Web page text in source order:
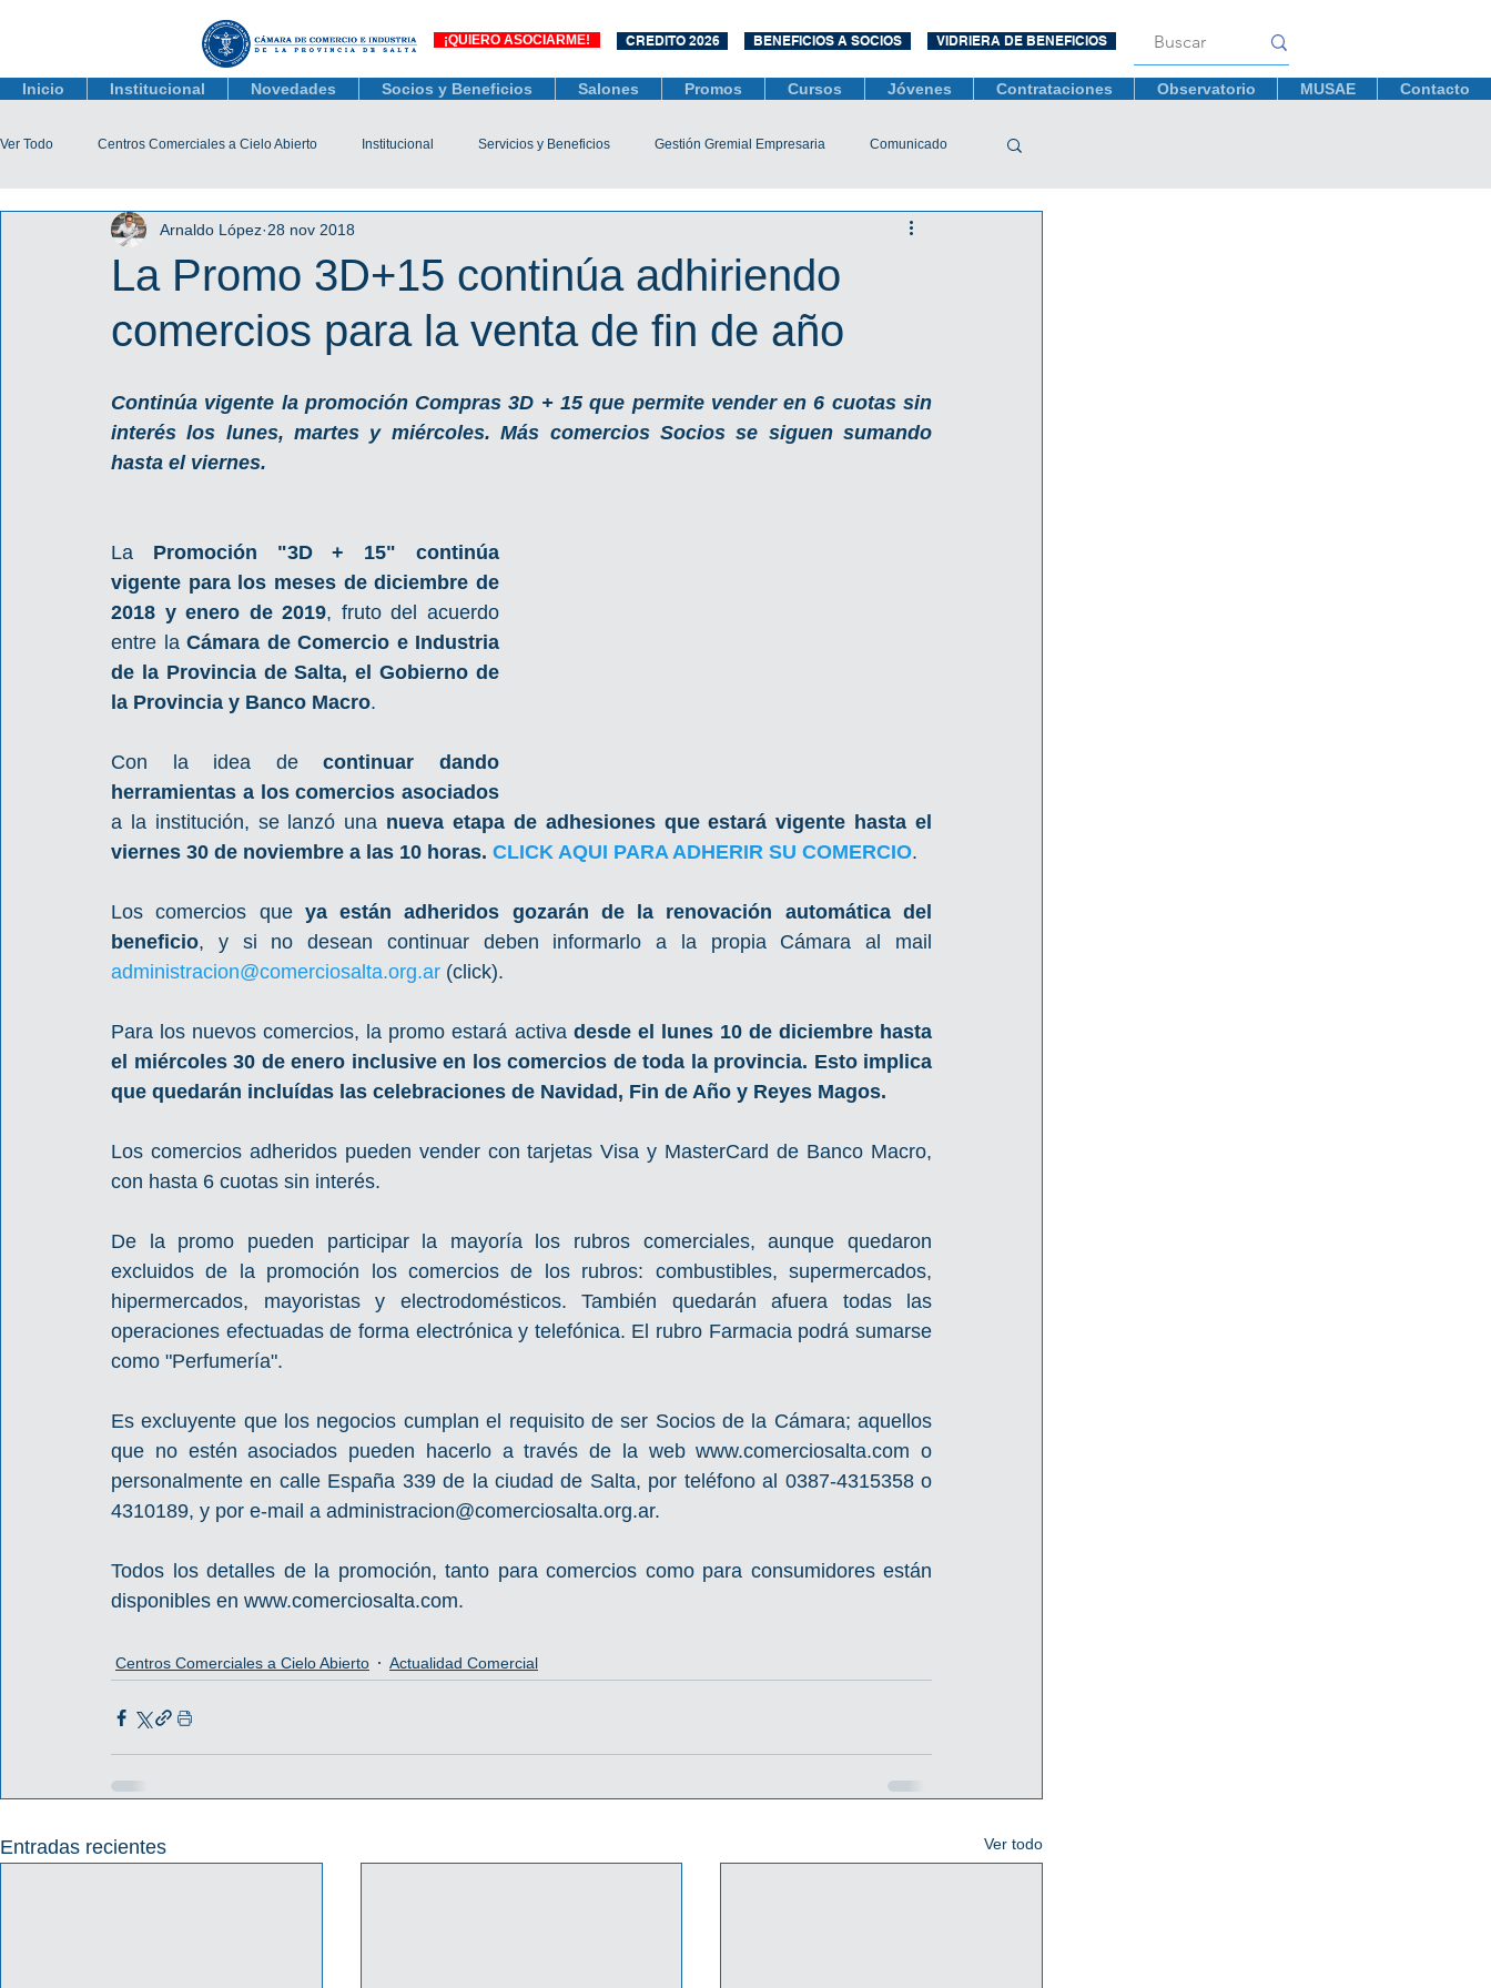
¡QUIERO ASOCIARME! CREDITO 2026 BENEFICIOS A SOCIOS VIDRIERA DE BENEFICIOS
Inicio Institucional Novedades Socios y Beneficios Salones Promos Cursos Jóvenes Contrataciones Observatorio MUSAE Contacto
Ver Todo Centros Comerciales a Cielo Abierto Institucional Servicios y Beneficios Gestión Gremial Empresaria Comunicado
Actualidad Comercial Capacitación y Eventos
Tienda Salta Salta Black Friday Jóvenes Mujeres Empresarias Mediación COVID-19 Difusiones
Líneas de Crédito
La Promo 3D+15 continúa adhiriendo
comercios para la venta de fin de año
Arnaldo López 28 nov 2018
Continúa vigente la promoción Compras 3D + 15 que permite vender en 6 cuotas sin
interés los lunes, martes y miércoles. Más comercios Socios se siguen sumando
hasta el viernes.
La Promoción "3D + 15" continúa
vigente para los meses de diciembre de
2018 y enero de 2019, fruto del acuerdo
entre la Cámara de Comercio e Industria
de la Provincia de Salta, el Gobierno de
la Provincia y Banco Macro.
Con la idea de continuar dando
herramientas a los comercios asociados
a la institución, se lanzó una nueva etapa de adhesiones que estará vigente hasta el
viernes 30 de noviembre a las 10 horas. CLICK AQUI PARA ADHERIR SU COMERCIO.
Los comercios que ya están adheridos gozarán de la renovación automática del
beneficio
administracion@comerciosalta.org.ar (click).
Para los nuevos comercios, la promo estará activa desde el lunes 10 de diciembre hasta
el miércoles 30 de enero inclusive en los comercios de toda la provincia. Esto implica
que quedarán incluídas las celebraciones de Navidad, Fin de Año y Reyes Magos.
Los comercios adheridos pueden vender con tarjetas Visa y MasterCard de Banco Macro,
con hasta 6 cuotas sin interés.
De la promo pueden participar la mayoría los rubros comerciales, aunque quedaron
excluidos de la promoción los comercios de los rubros: combustibles, supermercados,
hipermercados, mayoristas y electrodomésticos. También quedarán afuera todas las
operaciones efectuadas de forma electrónica y telefónica. El rubro Farmacia podrá sumarse
como "Perfumería".
Es excluyente que los negocios cumplan el requisito de ser Socios de la Cámara; aquellos
que no estén asociados pueden hacerlo a través de la web www.comerciosalta.com o
personalmente en calle España 339 de la ciudad de Salta, por teléfono al 0387-4315358 o
4310189, y por e-mail a administracion@comerciosalta.org.ar.
Todos los detalles de la promoción, tanto para comercios como para consumidores están
disponibles en www.comerciosalta.com.
Centros Comerciales a Cielo Abierto Actualidad Comercial
Entradas recientes Ver todo